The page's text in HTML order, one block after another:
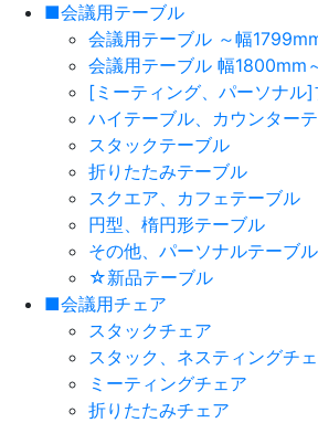
■会議用テーブル
会議用テーブル ～幅
会議用テーブル 幅1800mm
[ミーティング、パーソナル]
ハイテーブル、カウンター
スタックテーブル
折りたたみテーブル
スクエア、カフェテーブル
円型、楕円形テーブル
その他、パーソナルテーブ
☆新品テーブル
■会議用チェア
スタックチェア
スタック、ネスティングチ
ミーティングチェア
折りたたみチェア